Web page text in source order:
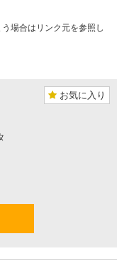
場合はリンク元を参照し
お気に入り